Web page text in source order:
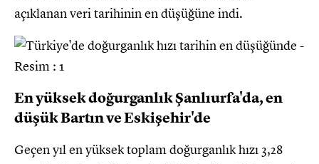
açıklanan veri tarihinin en düşüğüne indi.
En yüksek doğurganlık Şanlıurfa'da, en
düşük Bartın ve Eskişehir'de
Geçen yıl en yüksek toplam doğurganlık hızı 3,28